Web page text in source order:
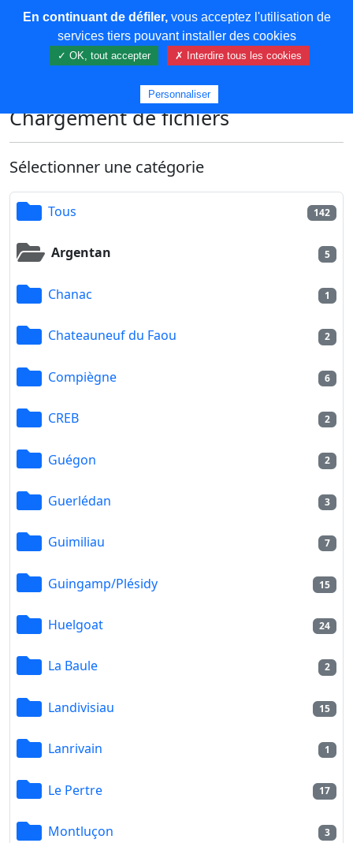
COREMA
Chargement de fichiers
Sélectionner une catégorie
Tous 142
Argentan 5
Chanac 1
Chateauneuf du Faou 2
Compiègne 6
CREB 2
Guégon 2
Guerlédan 3
Guimiliau 7
Guingamp/Plésidy 15
Huelgoat 24
La Baule 2
Landivisiau 15
Lanrivain 1
Le Pertre 17
Montluçon 3
En continuant de défiler,vous acceptez l'utilisation de
services tiers pouvant installer des cookies
✓ OK, tout accepter ✗ Interdire tous les cookies
Personnaliser